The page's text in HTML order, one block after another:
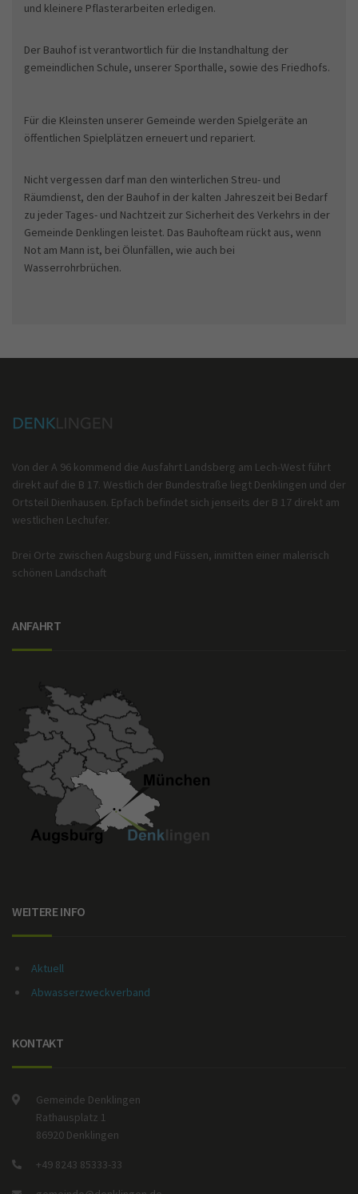
und kleinere Pflasterarbeiten erledigen.
Der Bauhof ist verantwortlich für die Instandhaltung der
gemeindlichen Schule, unserer Sporthalle, sowie des Friedhofs.
Für die Kleinsten unserer Gemeinde werden Spielgeräte an
öffentlichen Spielplätzen erneuert und repariert.
Nicht vergessen darf man den winterlichen Streu- und
Räumdienst, den der Bauhof in der kalten Jahreszeit bei Bedarf
zu jeder Tages- und Nachtzeit zur Sicherheit des Verkehrs in der
Gemeinde Denklingen leistet. Das Bauhofteam rückt aus, wenn
Not am Mann ist, bei Ölunfällen, wie auch bei
Wasserrohrbrüchen.
Von der A 96 kommend die Ausfahrt Landsberg am Lech-West führt
direkt auf die B 17. Westlich der Bundestraße liegt Denklingen und der
Ortsteil Dienhausen. Epfach befindet sich jenseits der B 17 direkt am
westlichen Lechufer.
Drei Orte zwischen Augsburg und Füssen, inmitten einer malerisch
schönen Landschaft
ANFAHRT
WEITERE INFO
Aktuell
Abwasserzweckverband
KONTAKT
Gemeinde Denklingen
Rathausplatz 1
86920 Denklingen
+49 8243 85333-33